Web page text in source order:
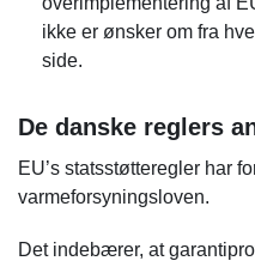
ikke er ønsker om fra
side.
De danske reglers
EU’s statsstøtteregler har
varmeforsyningsloven.
Det indebærer, at